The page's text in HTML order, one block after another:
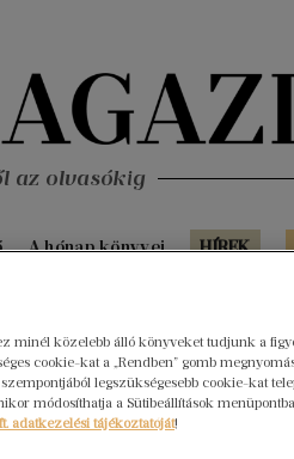
az olvasókig
A hónap könyvei HÍREK
minél közelebb álló könyveket tudjunk a
cookie-kat a „Rendben” gomb
legszükségesebb cookie-kat
módosíthatja a Sütibeállítások
adatkezelési tájékoztatóját!